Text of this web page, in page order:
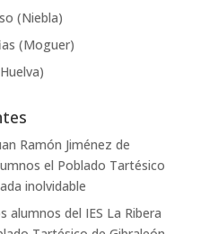
(Niebla)
(Moguer)
Ramón Jiménez de
el Poblado Tartésico
inolvidable
alumnos del IES La Ribera